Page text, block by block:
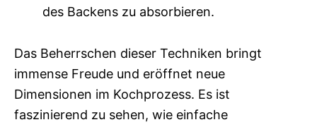
des Backens zu absorbieren.
Das Beherrschen dieser Techniken bringt
immense Freude und eröffnet neue
Dimensionen im Kochprozess. Es ist
faszinierend zu sehen, wie einfache